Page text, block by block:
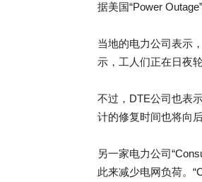
据美国“Power
当地的电力公司表示
示，工人们正在日夜
不过，DTE公司也表
计的修复时间也将向后
另一家电力公司
此来减少电网负荷。